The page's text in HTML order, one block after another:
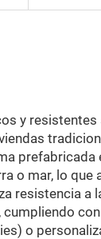
y
o mar, lo
resistencia
o